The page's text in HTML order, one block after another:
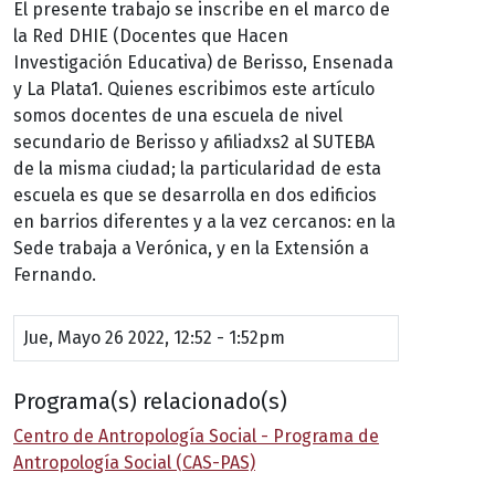
El presente trabajo se inscribe en el marco de
la Red DHIE (Docentes que Hacen
Investigación Educativa) de Berisso, Ensenada
y La Plata1. Quienes escribimos este artículo
somos docentes de una escuela de nivel
secundario de Berisso y afiliadxs2 al SUTEBA
de la misma ciudad; la particularidad de esta
escuela es que se desarrolla en dos edificios
en barrios diferentes y a la vez cercanos: en la
Sede trabaja a Verónica, y en la Extensión a
Fernando.
Jue, Mayo 26 2022, 12:52 - 1:52pm
Programa(s) relacionado(s)
Centro de Antropología Social - Programa de
Antropología Social (CAS-PAS)